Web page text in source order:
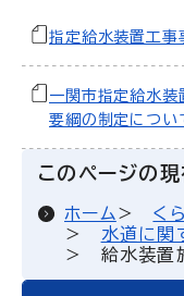
指定給水装置工事
一関市指定給水装
要綱の制定につい
このページの
ホーム
く
水道に関
給水装置